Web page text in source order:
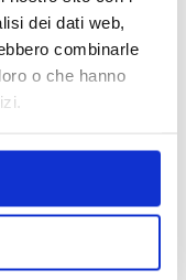
dei dati web,
combinarle
o che hanno
di identificare il
le
ogni qualvolta
quel personal
per
nel
nel
solo dal Sito